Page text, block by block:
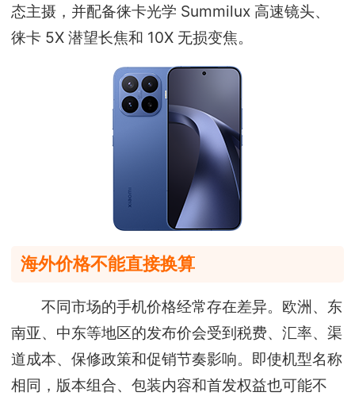
态主摄，并配备徕卡光学 Summilux 高速镜头、
徕卡 5X 潜望长焦和 10X 无损变焦。
海外价格不能直接换算
不同市场的手机价格经常存在差异。欧洲、东
南亚、中东等地区的发布价会受到税费、汇率、渠
道成本、保修政策和促销节奏影响。即使机型名称
相同，版本组合、包装内容和首发权益也可能不